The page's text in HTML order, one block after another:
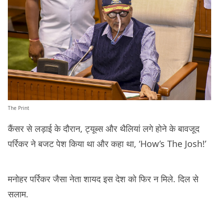
The Print
कैंसर से लड़ाई के दौरान, ट्यूब्स और थैलियां लगे होने के बावजूद
पर्रिकर ने बजट पेश किया था और कहा था, ‘How’s The Josh!’
मनोहर पर्रिकर जैसा नेता शायद इस देश को फिर न मिले. दिल से
सलाम.